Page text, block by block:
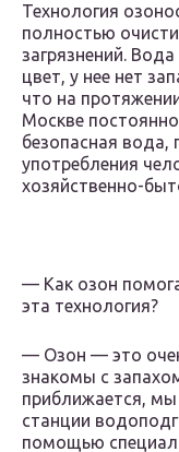
Технология
полностью
загрязнений.
цвет, у нее нет
что на
Москве
безопасная
употребления
хозяйственно-
— Как озон
эта технология?
— Озон — это
знакомы с
приближается,
станции
помощью